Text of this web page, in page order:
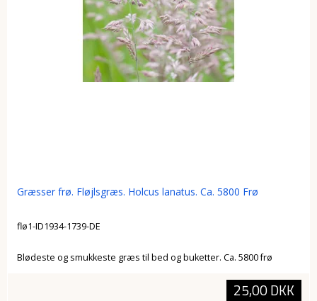
Græsser frø. Fløjlsgræs. Holcus lanatus. Ca. 5800 Frø
flø1-ID1934-1739-DE
Blødeste og smukkeste græs til bed og buketter. Ca. 5800 frø
25,00 DKK